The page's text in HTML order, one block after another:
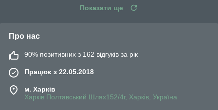
Показати ще
Про нас
90% позитивних з 162 відгуків за рік
Працює з 22.05.2018
м. Харків
Харків Полтавський Шлях152/4г, Харків, Україна